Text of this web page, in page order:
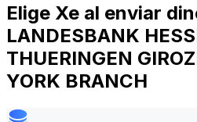
Elige Xe al enviar
LANDESBANK
THUERINGEN
YORK BRANCH